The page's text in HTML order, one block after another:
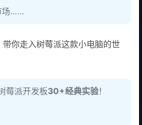
场……
你走入树莓派这款小电脑的世
莓派开发板30+经典实验！